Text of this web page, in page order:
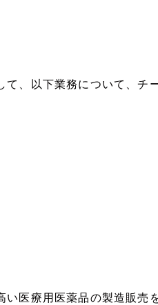
、以下業務について、チ
い医療用医薬品の製造販売